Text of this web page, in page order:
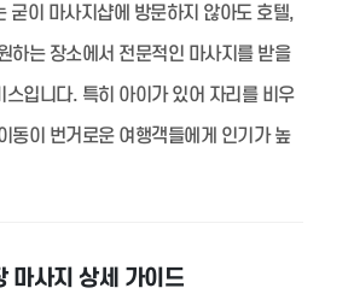
굳이 마사지샵에 방문하지 않아도 호텔,
하는 장소에서 전문적인 마사지를 받을
스입니다. 특히 아이가 있어 자리를 비우
동이 번거로운 여행객들에게 인기가 높
마사지 상세 가이드